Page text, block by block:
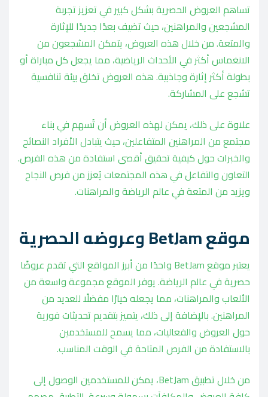
تساهم العروض الحصرية بشكل كبير في تعزيز تجربة
المشجعين والمراهنين، حيث تضيف بعدًا جديدًا للإثارة
والمتعة. من خلال هذه العروض، يتمكن المشجعون من
الانغماس أكثر في الأحداث الرياضية، مما يجعل كل مباراة أو
بطولة أكثر إثارة وجاذبية. هذه العروض تخلق بيئة تنافسية
تشجع على المشاركة.
علاوة على ذلك، يمكن لهذه العروض أن تُسهم في بناء
مجتمع من المراهنين المتفاعلين، حيث يتبادل الأفراد النصائح
والخبرات حول كيفية تحقيق أقصى استفادة من هذه الفرص.
التعاون والتفاعل في هذه المجتمعات يُعزز من فرص النجاح
ويزيد من المتعة في عالم الرياضة والمراهنات.
موقع BetJam وعروضه الحصرية
يعتبر موقع BetJam واحدًا من أبرز المواقع التي تقدم عروضًا
حصرية في عالم الرياضة. يوفر الموقع مجموعة واسعة من
الألعاب والمراهنات، مما يجعله خيارًا مفضلًا للعديد من
المراهنين. بالإضافة إلى ذلك، يتميز بتقديم تحديثات فورية
حول العروض والفعاليات، مما يسمح للمستخدمين
بالاستفادة من الفرص المتاحة في الوقت المناسب.
من خلال تطبيق BetJam، يمكن للمستخدمين الوصول إلى